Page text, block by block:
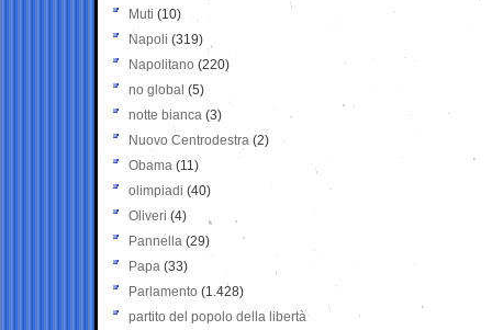
Muti (10)
Napoli (319)
Napolitano (220)
no global (5)
notte bianca (3)
Nuovo Centrodestra (2)
Obama (11)
olimpiadi (40)
Oliveri (4)
Pannella (29)
Papa (33)
Parlamento (1.428)
partito del popolo della libertà